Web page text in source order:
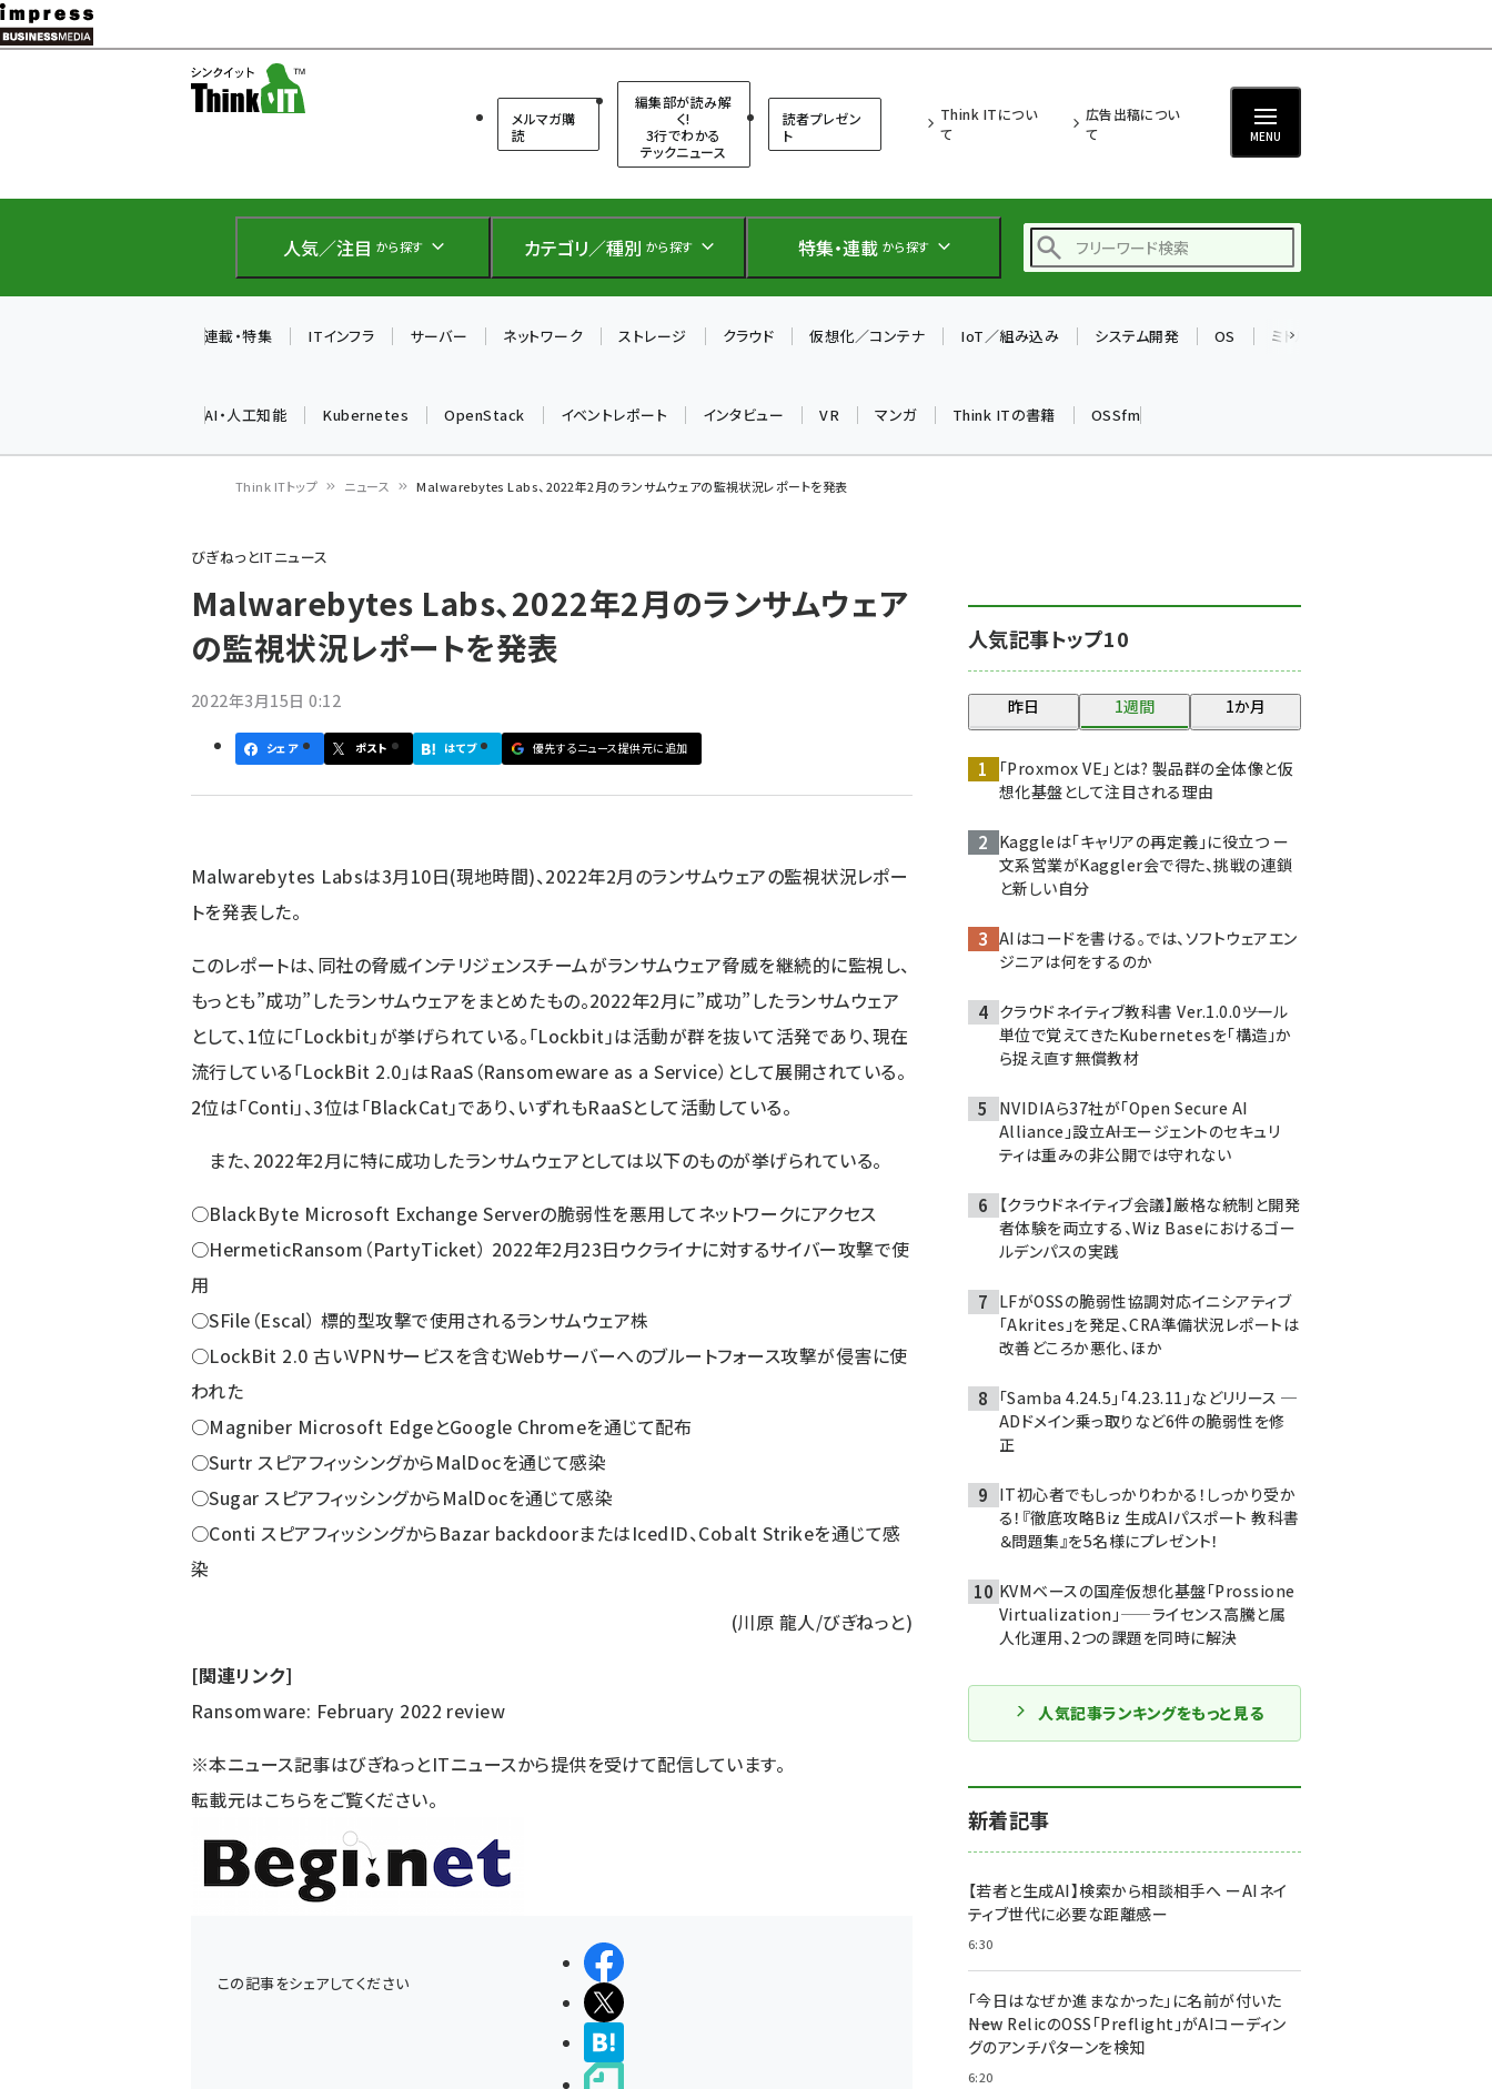
メ
イ
テ
に
メルマガ購
読
編集部が読み解
く!
3行でわかる
テックニュース
読者プレゼン
ト
Think ITについ
て
広告出稿につい
て
MENU
人気／注目 から探す カテゴリ／種別 から探す 特集・連載 から探す
仲間と築いた勝利の絆～
drupal (1929)
genai (1468)
abc123 (1341)
連載・特集 ITインフラ サーバー ネットワーク ストレージ クラウド 仮想化／コンテナ IoT／組み込み システム開発 OS ミドルウェア
AI・人工知能 Kubernetes OpenStack イベントレポート インタビュー VR マンガ Think ITの書籍 OSSfm
ン
く
ず
Think ITトップ ニュース Malwarebytes Labs、2022年2月のランサムウェアの監視状況レポートを発表
びぎねっとITニュース
Malwarebytes Labs、2022年2月のランサムウェア
の監視状況レポートを発表
2022年3月15日 0:12
シェア ポスト はてブ 優先するニュース提供元に追加
Malwarebytes Labsは3月10日(現地時間)、2022年2月のランサムウェアの監視状況レポー
トを発表した。
このレポートは、同社の脅威インテリジェンスチームがランサムウェア脅威を継続的に監視し、
もっとも”成功”したランサムウェアをまとめたもの。2022年2月に”成功”したランサムウェア
として、1位に「Lockbit」が挙げられている。「Lockbit」は活動が群を抜いて活発であり、現在
流行している「LockBit 2.0」はRaaS（Ransomeware as a Service）として展開されている。
2位は「Conti」、3位は「BlackCat」であり、いずれもRaaSとして活動している。
また、2022年2月に特に成功したランサムウェアとしては以下のものが挙げられている。
○BlackByte Microsoft Exchange Serverの脆弱性を悪用してネットワークにアクセス
○HermeticRansom（PartyTicket） 2022年2月23日ウクライナに対するサイバー攻撃で使
用
○SFile（Escal） 標的型攻撃で使用されるランサムウェア株
○LockBit 2.0 古いVPNサービスを含むWebサーバーへのブルートフォース攻撃が侵害に使
われた
○Magniber Microsoft EdgeとGoogle Chromeを通じて配布
○Surtr スピアフィッシングからMalDocを通じて感染
○Sugar スピアフィッシングからMalDocを通じて感染
○Conti スピアフィッシングからBazar backdoorまたはIcedID、Cobalt Strikeを通じて感
染
(川原 龍人/びぎねっと)
[関連リンク]
Ransomware: February 2022 review
※本ニュース記事はびぎねっとITニュースから提供を受けて配信しています。
転載元はこちらをご覧ください。
この記事をシェアしてください
シェアする
ポストする
人気記事トップ10
昨日 1週間 1か月
「Proxmox VE」とは? 製品群の全体像と仮
想化基盤として注目される理由
Kaggleは「キャリアの再定義」に役立つ ー
文系営業がKaggler会で得た、挑戦の連鎖
と新しい自分
AIはコードを書ける。では、ソフトウェアエン
ジニアは何をするのか
クラウドネイティブ教科書 Ver.1.0.0――ツール
単位で覚えてきたKubernetesを「構造」か
ら捉え直す無償教材
NVIDIAら37社が「Open Secure AI
Alliance」設立――AIエージェントのセキュリ
ティは重みの非公開では守れない
【クラウドネイティブ会議】厳格な統制と開発
者体験を両立する、Wiz Baseにおけるゴー
ルデンパスの実践
LFがOSSの脆弱性協調対応イニシアティブ
「Akrites」を発足、CRA準備状況レポートは
改善どころか悪化、ほか
「Samba 4.24.5」「4.23.11」などリリース ─
ADドメイン乗っ取りなど6件の脆弱性を修
正
IT初心者でもしっかりわかる！しっかり受か
る！『徹底攻略Biz 生成AIパスポート 教科書
＆問題集』を5名様にプレゼント！
KVMベースの国産仮想化基盤「Prossione
Virtualization」——ライセンス高騰と属
人化運用、2つの課題を同時に解決
人気記事ランキングをもっと見る
新着記事
【若者と生成AI】検索から相談相手へ ーAIネイ
ティブ世代に必要な距離感ー
6:30
「今日はなぜか進まなかった」に名前が付いた
――New RelicのOSS「Preflight」がAIコーディン
グのアンチパターンを検知
6:20